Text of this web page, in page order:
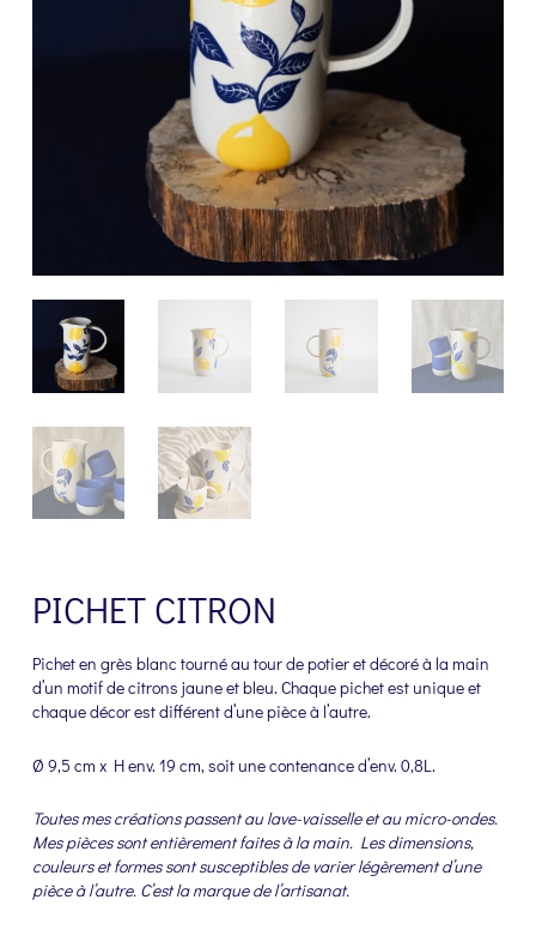
PICHET CITRON
Pichet en grès blanc tourné au tour de potier et décoré à la main
d’un motif de citrons jaune et bleu. Chaque pichet est unique et
chaque décor est différent d’une pièce à l’autre.
Ø 9,5 cm x H env. 19 cm, soit une contenance d’env. 0,8L.
Toutes mes créations passent au lave-vaisselle et au micro-ondes.
Mes pièces sont entièrement faites à la main. Les dimensions,
couleurs et formes sont susceptibles de varier légèrement d’une
pièce à l’autre. C’est la marque de l’artisanat.